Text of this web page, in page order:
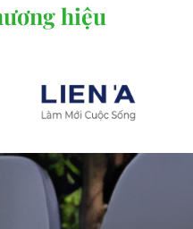
hiệu